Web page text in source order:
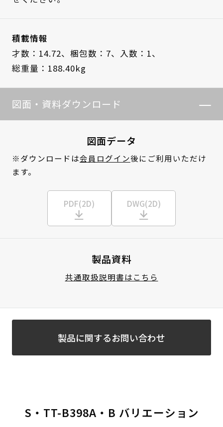
積載情報
才数：14.72、 梱包数：7、
入数：1、
総重量：188.40kg
図面・資料ダウンロード
図面データ
※ダウンロードは会員ログイン後にご利用いただけ
ます。
PDF(2D) DWG(2D)
製品資料
共通取扱説明書はこちら
製品に関するお問い合わせ
S・TT-B398A・B バリエーション